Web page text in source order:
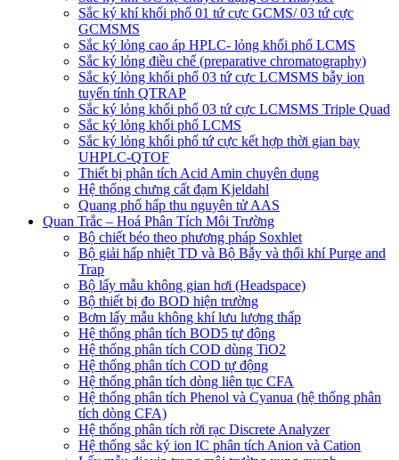
Sắc ký khí khối phổ 01 tứ cực GCMS/ 03 tứ cực
GCMSMS
Sắc ký lỏng cao áp HPLC- lỏng khối phổ LCMS
Sắc ký lỏng điều chế (preparative chromatography)
Sắc ký lỏng khối phổ 03 tứ cực LCMSMS bẫy ion
tuyến tính QTRAP
Sắc ký lỏng khối phổ 03 tứ cực LCMSMS Triple Quad
Sắc ký lỏng khối phổ LCMS
Sắc ký lỏng khối phổ tứ cực kết hợp thời gian bay
UHPLC-QTOF
Thiết bị phân tích Acid Amin chuyên dụng
Hệ thống chưng cất đạm Kjeldahl
Quang phổ hấp thu nguyên tử AAS
Quan Trắc – Hoá Phân Tích Môi Trường
Bộ chiết béo theo phương pháp Soxhlet
Bộ giải hấp nhiệt TD và Bộ Bẫy và thổi khí Purge and
Trap
Bộ lấy mẫu không gian hơi (Headspace)
Bộ thiết bị đo BOD hiện trường
Bơm lấy mẫu không khí lưu lượng thấp
Hệ thống phân tích BOD5 tự động
Hệ thống phân tích COD dùng TiO2
Hệ thống phân tích COD tự động
Hệ thống phân tích dòng liên tục CFA
Hệ thống phân tích Phenol và Cyanua (hệ thống phân
tích dòng CFA)
Hệ thống phân tích rời rạc Discrete Analyzer
Hệ thống sắc ký ion IC phân tích Anion và Cation